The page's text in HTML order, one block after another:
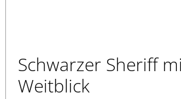
Schwarzer Sheriff
Weitblick